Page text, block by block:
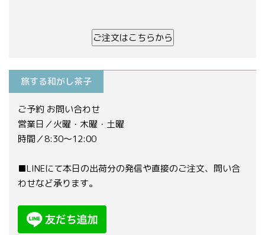
ご注文はこちらから
旅する和がし茶子
ご予約 お問い合わせ
営業日／火曜・木曜・土曜
時間／8:30〜12:00
■LINEにて本日の出荷分の発信や直接のご注文、問い合
わせなど承ります。